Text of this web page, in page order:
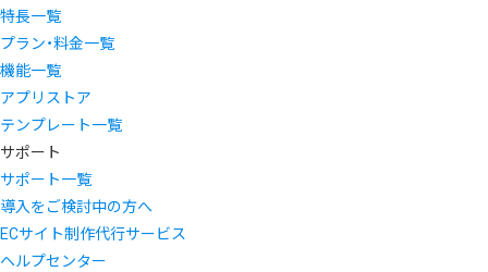
特長一覧
プラン・料金一覧
機能一覧
アプリストア
テンプレート一覧
サポート
サポート一覧
導入をご検討中の方へ
ECサイト制作代行サービス
ヘルプセンター